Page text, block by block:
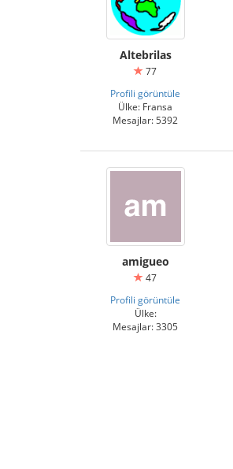
Altebrilas
77
Profili görüntüle
Ülke: Fransa
Mesajlar: 5392
amigueo
47
Profili görüntüle
Ülke:
Mesajlar: 3305